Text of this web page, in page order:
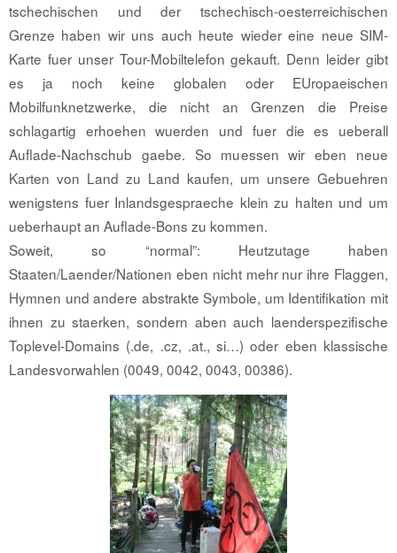
tschechischen und der tschechisch-oesterreichischen
Grenze haben wir uns auch heute wieder eine neue SIM-
Karte fuer unser Tour-Mobiltelefon gekauft. Denn leider gibt
es ja noch keine globalen oder EUropaeischen
Mobilfunknetzwerke, die nicht an Grenzen die Preise
schlagartig erhoehen wuerden und fuer die es ueberall
Auflade-Nachschub gaebe. So muessen wir eben neue
Karten von Land zu Land kaufen, um unsere Gebuehren
wenigstens fuer Inlandsgespraeche klein zu halten und um
ueberhaupt an Auflade-Bons zu kommen.
Soweit, so “normal”: Heutzutage haben
Staaten/Laender/Nationen eben nicht mehr nur ihre Flaggen,
Hymnen und andere abstrakte Symbole, um Identifikation mit
ihnen zu staerken, sondern aben auch laenderspezifische
Toplevel-Domains (.de, .cz, .at., si…) oder eben klassische
Landesvorwahlen (0049, 0042, 0043, 00386).